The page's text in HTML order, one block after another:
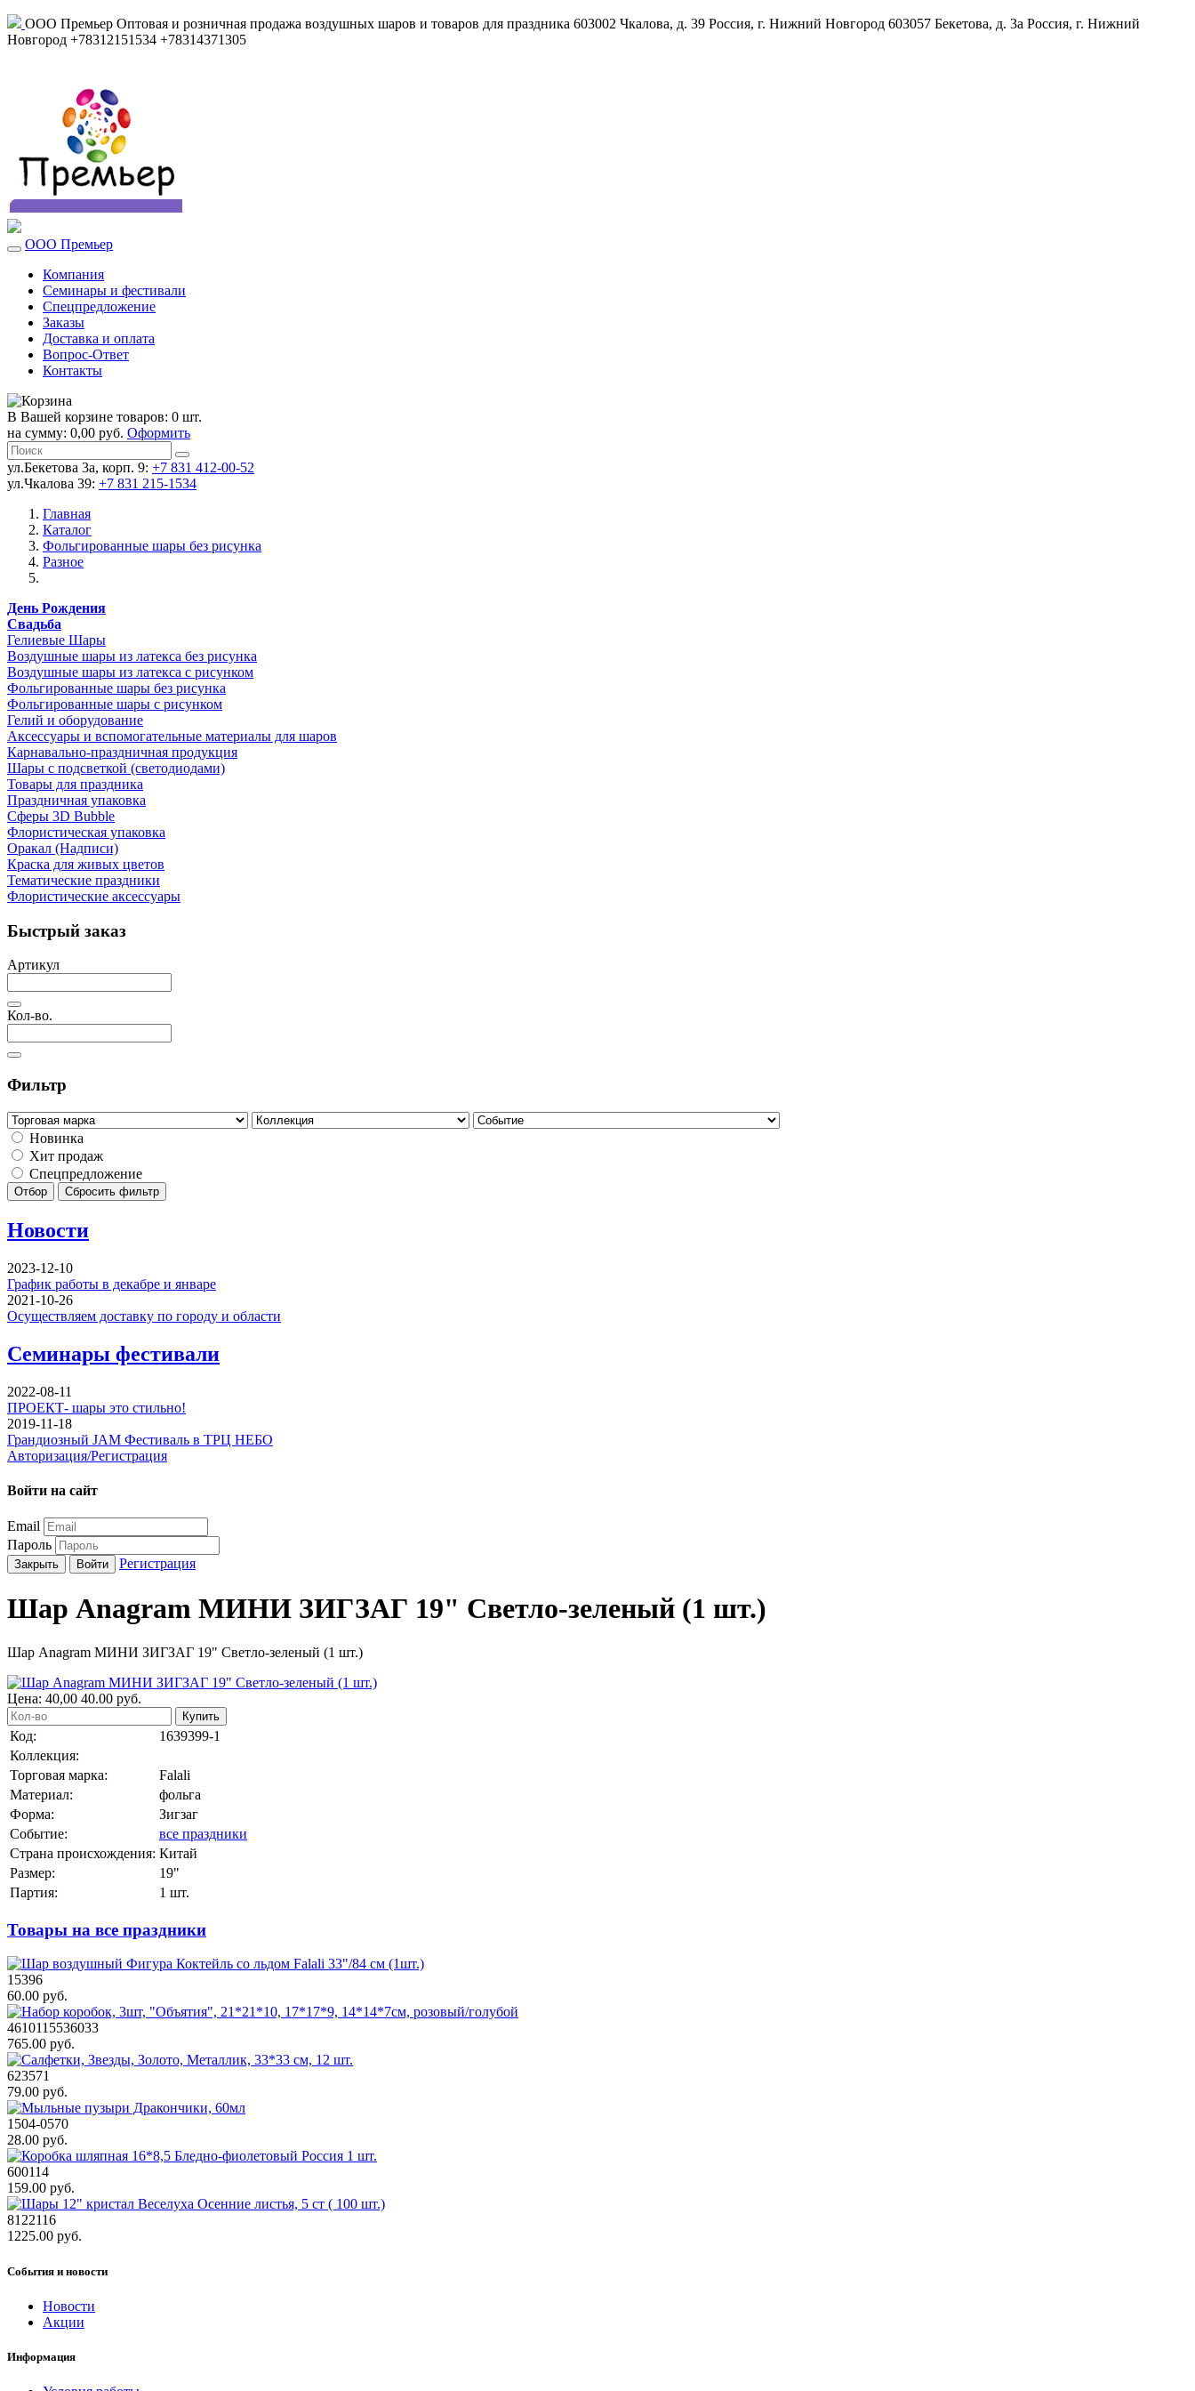
ООО Премьер Оптовая и розничная продажа воздушных шаров и товаров для праздника 603002 Чкалова, д. 39 Россия, г. Нижний Новгород 603057 Бекетова, д. 3а Россия, г. Нижний
Новгород +78312151534 +78314371305
ООО Премьер
Компания
Семинары и фестивали
Спецпредложение
Заказы
Доставка и оплата
Вопрос-Ответ
Контакты
В Вашей корзине товаров: 0 шт.
на сумму: 0,00 руб. Оформить
ул.Бекетова 3а, корп. 9: +7 831 412-00-52
ул.Чкалова 39: +7 831 215-1534
Главная
Каталог
Фольгированные шары без рисунка
Разное
День Рождения
Свадьба
Гелиевые Шары
Воздушные шары из латекса без рисунка
Воздушные шары из латекса с рисунком
Фольгированные шары без рисунка
Фольгированные шары с рисунком
Гелий и оборудование
Аксессуары и вспомогательные материалы для шаров
Карнавально-праздничная продукция
Шары с подсветкой (светодиодами)
Товары для праздника
Праздничная упаковка
Сферы 3D Bubble
Флористическая упаковка
Оракал (Надписи)
Краска для живых цветов
Тематические праздники
Флористические аксессуары
Быстрый заказ
Артикул
Кол-во.
Фильтр
Новинка
Хит продаж
Спецпредложение
Отбор Сбросить фильтр
Новости
2023-12-10
График работы в декабре и январе
2021-10-26
Осуществляем доставку по городу и области
Семинары фестивали
2022-08-11
ПРОЕКТ- шары это стильно!
2019-11-18
Грандиозный JAM Фестиваль в ТРЦ НЕБО
Авторизация/Регистрация
Войти на сайт
Email
Пароль
Закрыть Войти Регистрация
Шар Anagram МИНИ ЗИГЗАГ 19" Светло-зеленый (1 шт.)
Шар Anagram МИНИ ЗИГЗАГ 19" Светло-зеленый (1 шт.)
Цена: 40,00 40.00 руб.
Купить
Код:
1639399-1
Коллекция:
Торговая марка:
Falali
Материал:
фольга
Форма:
Зигзаг
Событие:
все праздники
Страна происхождения: Китай
Размер:
19"
Партия:
1 шт.
Товары на все праздники
15396
60.00 руб.
4610115536033
765.00 руб.
623571
79.00 руб.
1504-0570
28.00 руб.
600114
159.00 руб.
8122116
1225.00 руб.
События и новости
Новости
Акции
Информация